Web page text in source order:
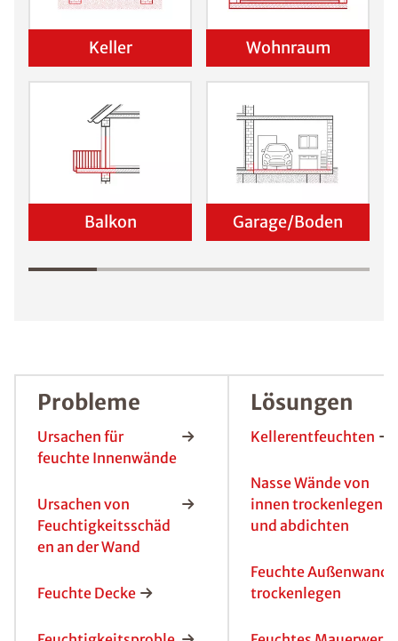
Wo befindet sich der Schaden?
Keller Wohnraum
Balkon Garage/Boden
Probleme
Ursachen für
feuchte Innenwände
Kellerentfeuchten
Nasse Wände von